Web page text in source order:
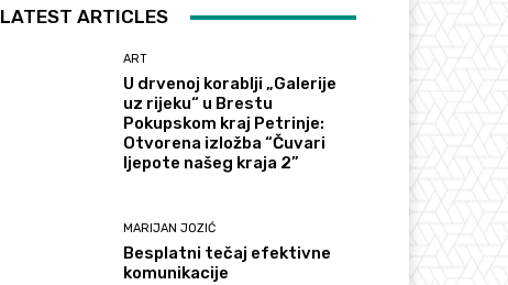
LATEST ARTICLES
ART
U drvenoj korablji „Galerije
uz rijeku“ u Brestu
Pokupskom kraj Petrinje:
Otvorena izložba “Čuvari
ljepote našeg kraja 2”
MARIJAN JOZIĆ
Besplatni tečaj efektivne
komunikacije